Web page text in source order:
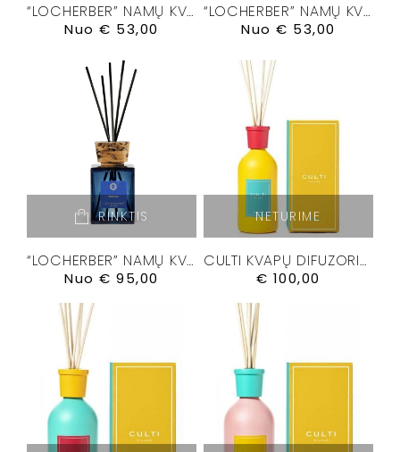
“LOCHERBER” NAMŲ KVAPŲ DIFUZORIUS “GRIGIO MILANO”
Nuo€ 53,00
“LOCHERBER” NAMŲ KVAPŲ DIFUZORIUS “KLINTO 1817”
Nuo€ 53,00
RINKTIS
“LOCHERBER” NAMŲ KVAPŲ DIFUZORIUS”VENETIAE”
Nuo€ 95,00
NETURIME
CULTI KVAPŲ DIFUZORIUS ” CHROMIA III” 500 ML.
€ 100,00